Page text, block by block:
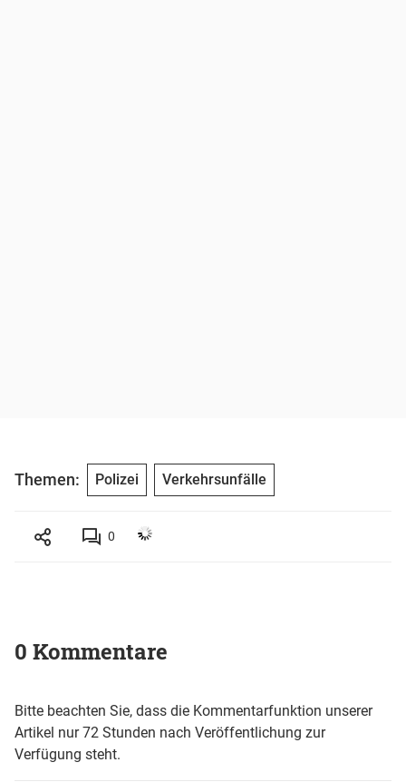
Themen: Polizei Verkehrsunfälle
0
0 Kommentare
Bitte beachten Sie, dass die Kommentarfunktion unserer
Artikel nur 72 Stunden nach Veröffentlichung zur
Verfügung steht.